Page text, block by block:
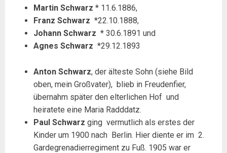
Martin Schwarz * 11.6.1886,
Franz Schwarz *22.10.1888,
Johann Schwarz * 30.6.1891 und
Agnes Schwarz *29.12.1893
Anton Schwarz, der älteste Sohn (siehe Bild
oben, mein Großvater), blieb in Freudenfier,
übernahm später den elterlichen Hof und
heiratete eine Maria Radddatz.
Paul Schwarz ging vermutlich als erstes der
Kinder um 1900 nach Berlin. Hier diente er im 2.
Gardegrenadierregiment zu Fuß. 1905 war er